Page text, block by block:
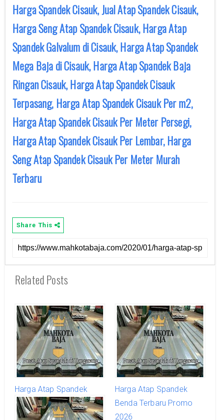
Harga Spandek Cisauk, Jual Atap Spandek Cisauk,
Harga Seng Atap Spandek Cisauk, Harga Atap
Spandek Galvalum di Cisauk, Harga Atap Spandek
Mega Baja di Cisauk, Harga Atap Spandek Baja
Ringan Cisauk, Harga Atap Spandek Cisauk
Terpasang, Harga Atap Spandek Cisauk Per m2,
Harga Atap Spandek Cisauk Per Meter Persegi,
Harga Atap Spandek Cisauk Per Lembar, Harga
Seng Atap Spandek Cisauk Per Meter Murah
Terbaru
Share This
Related Posts
Harga Atap Spandek
Karangtengah Terbaru
Promo 2026
Harga Atap Spandek
Benda Terbaru Promo
2026